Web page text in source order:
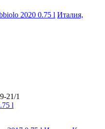
2020 0.75 l Италия,
21/1